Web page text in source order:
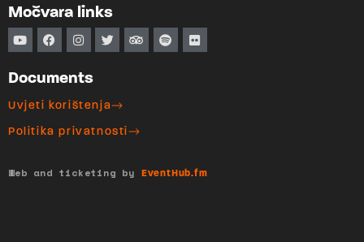
Močvara links
Documents
Uvjeti korištenja
Politika privatnosti
Web and ticketing by EventHub.fm